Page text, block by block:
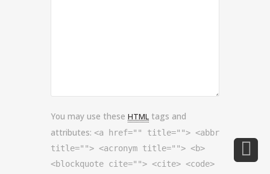
You may use these HTML tags and
attributes: <a href="" title=""> <abbr
title=""> <acronym title=""> <b>
<blockquote cite=""> <cite> <code>